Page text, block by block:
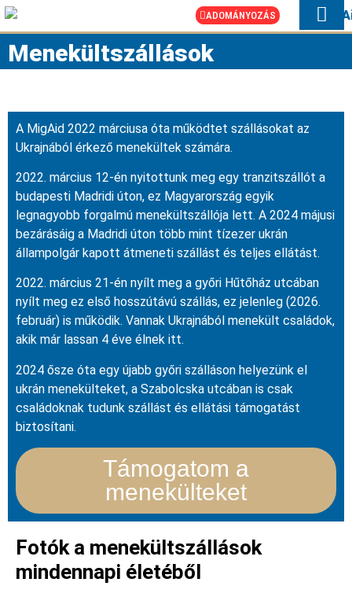
ADOMÁNYOZÁS
Menekültszállások
A MigAid 2022 márciusa óta működtet szállásokat az
Ukrajnából érkező menekültek számára.
2022. március 12-én nyitottunk meg egy tranzitszállót a
budapesti Madridi úton, ez Magyarország egyik
legnagyobb forgalmú menekültszállója lett. A 2024 májusi
bezárásáig a Madridi úton több mint tízezer ukrán
állampolgár kapott átmeneti szállást és teljes ellátást.
2022. március 21-én nyílt meg a győri Hűtőház utcában
nyílt meg ez első hosszútávú szállás, ez jelenleg (2026.
február) is működik. Vannak Ukrajnából menekült családok,
akik már lassan 4 éve élnek itt.
2024 ősze óta egy újabb győri szálláson helyezünk el
ukrán menekülteket, a Szabolcska utcában is csak
családoknak tudunk szállást és ellátási támogatást
biztosítani.
Támogatom a
menekülteket
Fotók a menekültszállások
mindennapi életéből